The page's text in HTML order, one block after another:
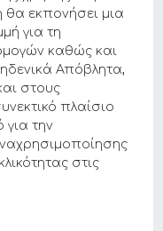
θα εκπονήσει μια
για τη
καθώς και
Απόβλητα,
στους
πλαίσιο
για την
στις